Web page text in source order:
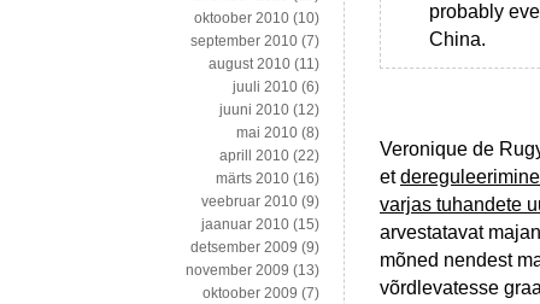
probably
China.
Veronique de
et
varjas tuhandete
arvestatavat
mõned nendest
võrdlevatesse
oktoober 2010 (10)
september 2010 (7)
august 2010 (11)
juuli 2010 (6)
juuni 2010 (12)
mai 2010 (8)
aprill 2010 (22)
märts 2010 (16)
veebruar 2010 (9)
jaanuar 2010 (15)
detsember 2009 (9)
november 2009 (13)
oktoober 2009 (7)